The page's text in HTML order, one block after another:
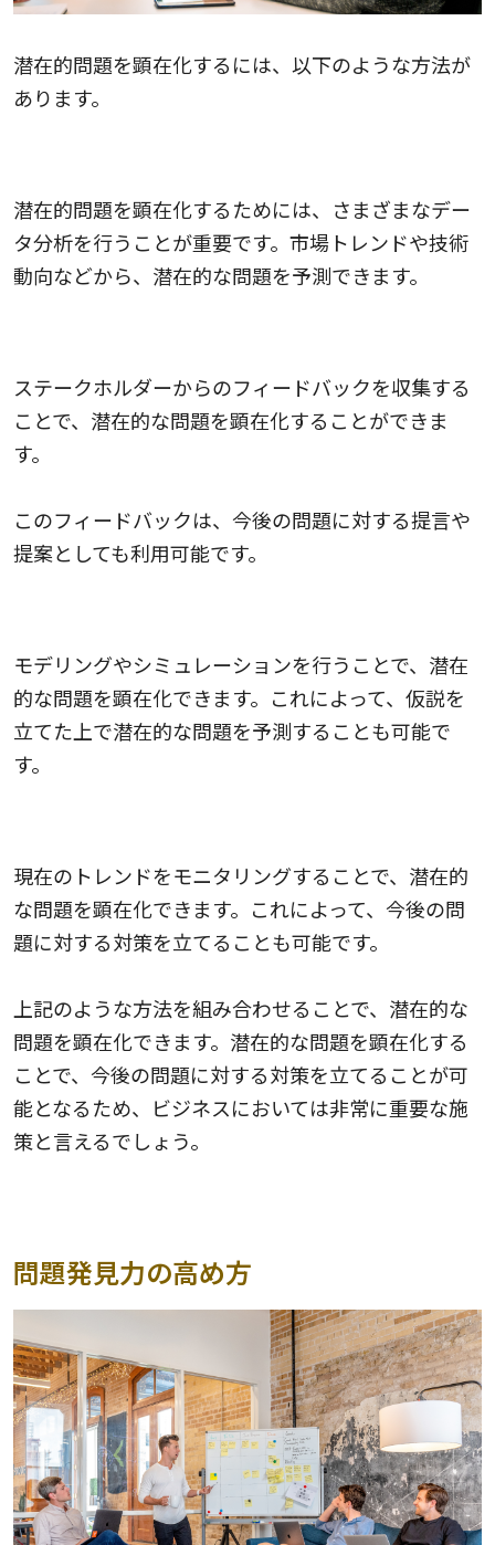
潜在的問題を顕在化するには、以下のような方法が
あります。
潜在的問題を顕在化するためには、さまざまなデー
タ分析を行うことが重要です。市場トレンドや技術
動向などから、潜在的な問題を予測できます。
ステークホルダーからのフィードバックを収集する
ことで、潜在的な問題を顕在化することができま
す。
このフィードバックは、今後の問題に対する提言や
提案としても利用可能です。
モデリングやシミュレーションを行うことで、潜在
的な問題を顕在化できます。これによって、仮説を
立てた上で潜在的な問題を予測することも可能で
す。
現在のトレンドをモニタリングすることで、潜在的
な問題を顕在化できます。これによって、今後の問
題に対する対策を立てることも可能です。
上記のような方法を組み合わせることで、潜在的な
問題を顕在化できます。潜在的な問題を顕在化する
ことで、今後の問題に対する対策を立てることが可
能となるため、ビジネスにおいては非常に重要な施
策と言えるでしょう。
問題発見力の高め方